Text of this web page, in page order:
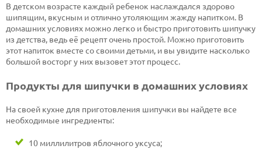
В детском возрасте каждый ребенок наслаждался здорово
шипящим, вкусным и отлично утоляющим жажду напитком. В
домашних условиях можно легко и быстро приготовить шипучку
из детства, ведь её рецепт очень простой. Можно приготовить
этот напиток вместе со своими детьми, и вы увидите насколько
большой восторг у них вызовет этот процесс.
Продукты для шипучки в домашних условиях
На своей кухне для приготовления шипучки вы найдете все
необходимые ингредиенты:
10 миллилитров яблочного уксуса;